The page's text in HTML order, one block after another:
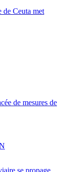
de Ceuta met
de mesures de
se propage